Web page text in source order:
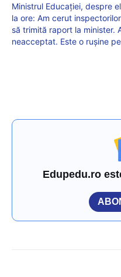
Ministrul Educației, despre
la ore: Am cerut
să trimită raport la minister.
neacceptat. Este o rușine
Edupedu.ro